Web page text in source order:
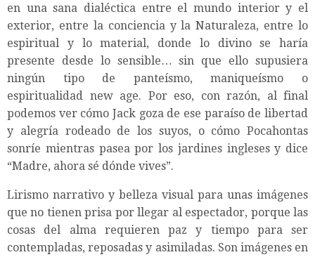
en una sana dialéctica entre el mundo interior y el
exterior, entre la conciencia y la Naturaleza, entre lo
espiritual y lo material, donde lo divino se haría
presente desde lo sensible… sin que ello supusiera
ningún tipo de panteísmo, maniqueísmo o
espiritualidad new age. Por eso, con razón, al final
podemos ver cómo Jack goza de ese paraíso de libertad
y alegría rodeado de los suyos, o cómo Pocahontas
sonríe mientras pasea por los jardines ingleses y dice
“Madre, ahora sé dónde vives”.
Lirismo narrativo y belleza visual para unas imágenes
que no tienen prisa por llegar al espectador, porque las
cosas del alma requieren paz y tiempo para ser
contempladas, reposadas y asimiladas. Son imágenes en